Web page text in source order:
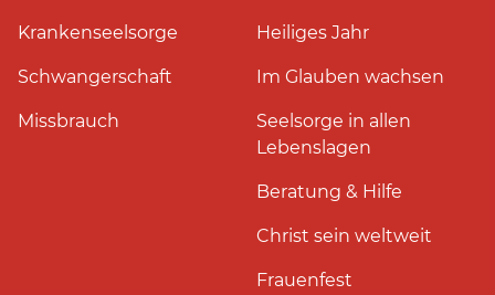
Krankenseelsorge
Schwangerschaft
Missbrauch
Heiliges Jahr
Im Glauben wachsen
Seelsorge in allen
Lebenslagen
Beratung & Hilfe
Christ sein weltweit
Frauenfest